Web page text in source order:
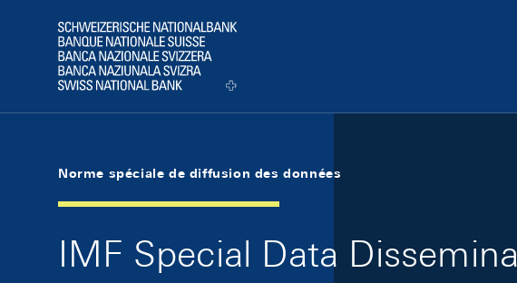
Logo
Norme spéciale de diffusion des données
IMF Special Data